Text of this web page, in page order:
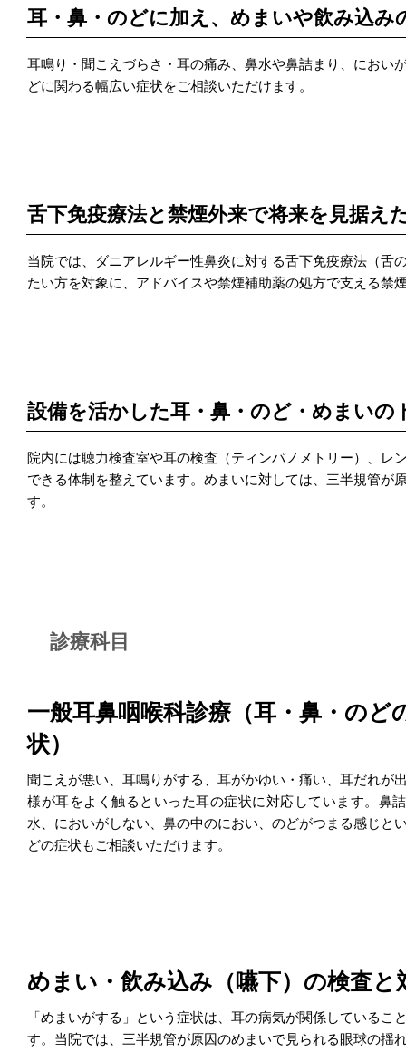
耳・鼻・のどに加え、めまいや飲み込み
耳鳴り・聞こえづらさ・耳の痛み、鼻水や鼻詰まり、におい
どに関わる幅広い症状をご相談いただけます。
舌下免疫療法と禁煙外来で将来を見据え
当院では、ダニアレルギー性鼻炎に対する舌下免疫療法（
たい方を対象に、アドバイスや禁煙補助薬の処方で支える禁
設備を活かした耳・鼻・のど・めまいの
院内には聴力検査室や耳の検査（ティンパノメトリー）、
できる体制を整えています。めまいに対しては、三半規管
す。
診療科目
一般耳鼻咽喉科診療（耳・鼻・のど
状）
聞こえが悪い、耳鳴りがする、耳がかゆい・痛い、耳だれが
様が耳をよく触るといった耳の症状に対応しています。鼻
水、においがしない、鼻の中のにおい、のどがつまる感じと
どの症状もご相談いただけます。
めまい・飲み込み（嚥下）の検査と
「めまいがする」という症状は、耳の病気が関係しているこ
す。当院では、三半規管が原因のめまいで見られる眼球の揺